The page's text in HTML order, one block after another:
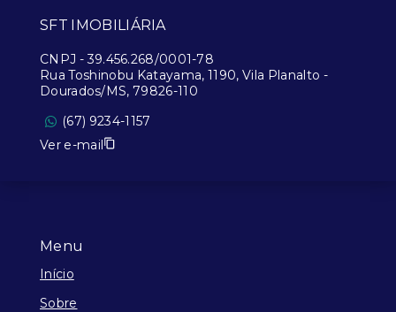
Menu
Início
Sobre
SFT IMOBILIÁRIA
CNPJ -39.456.268/0001-78
Rua Toshinobu Katayama, 1190, Vila Planalto -
Dourados/MS, 79826-110
(67) 9234-1157
Ver e-mail